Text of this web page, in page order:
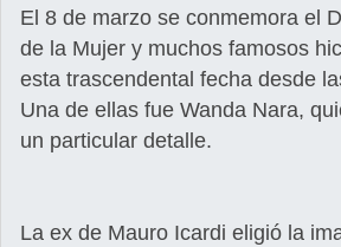
El 8 de marzo se conmemora el
de la Mujer y muchos famosos
esta trascendental fecha desde
Una de ellas fue Wanda Nara,
un particular detalle.
La ex de Mauro Icardi eligió la